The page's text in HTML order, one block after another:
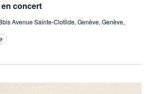
concert
Avenue Sainte-Clotilde, Genève, Genève,